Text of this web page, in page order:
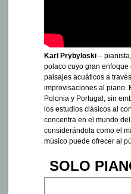
Karl Prybyloski –
polaco cuyo gran
paisajes acuáticos a
improvisaciones al piano.
Polonia y Portugal, sin
los estudios clásicos al
concentra en el mundo
considerándola como el
músico puede ofrecer al
SOLO